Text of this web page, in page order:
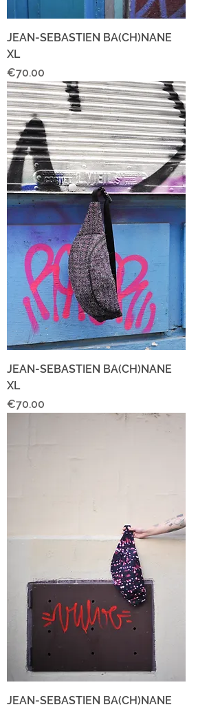
JEAN-SEBASTIEN BA(CH)NANE
XL
Price
€70.00
JEAN-SEBASTIEN BA(CH)NANE
XL
Price
€70.00
JEAN-SEBASTIEN BA(CH)NANE